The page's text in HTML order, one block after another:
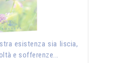
esistenza sia liscia,
e sofferenze...